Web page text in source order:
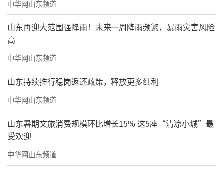
中华网山东频道
山东再迎大范围强降雨！未来一周降雨频繁，暴雨灾害风险
高
中华网山东频道
山东持续推行稳岗返还政策，释放更多红利
中华网山东频道
山东暑期文旅消费规模环比增长15% 这5座“清凉小城”最
受欢迎
中华网山东频道